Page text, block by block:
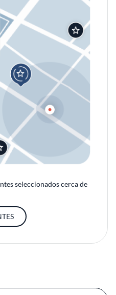
seleccionados cerca de